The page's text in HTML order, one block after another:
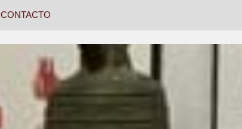
CONTACTO